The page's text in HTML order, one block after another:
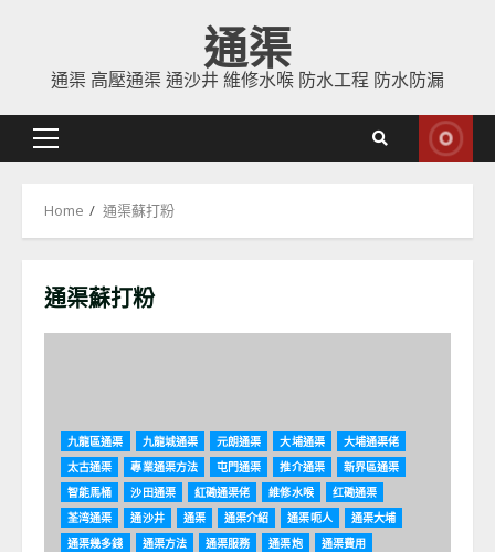
content
通渠
通渠 高壓通渠 通沙井 維修水喉 防水工程 防水防漏
Primary
Home 通渠蘇打粉
通渠蘇打粉
九龍區通渠 九龍城通渠 元朗通渠 大埔通渠
大埔通渠佬
太古通渠
專業通渠方法 屯門通渠 推介通渠
新界區通渠
智能馬桶
沙田通渠 紅磡通渠佬 維修水喉
红磡通渠
荃湾通渠
通沙井 通渠 通渠介紹 通渠呃人
通渠大埔
通渠幾多錢
通渠方法 通渠服務 通渠炮
通渠費用